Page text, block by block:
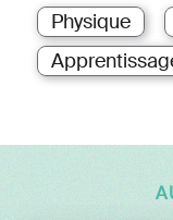
Physique